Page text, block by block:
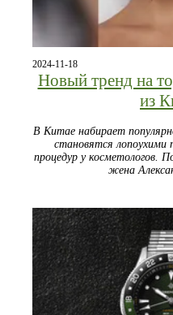
2024-11-18
Новый тренд на
из
В Китае набирает
становятся лопоухими
процедур у косметологов.
жена